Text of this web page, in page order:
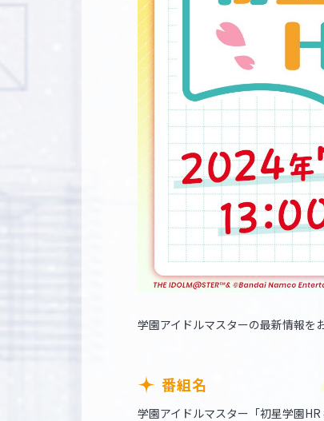
学園アイドルマスターの最新情報を
番組名
学園アイドルマスター「初星学園HR